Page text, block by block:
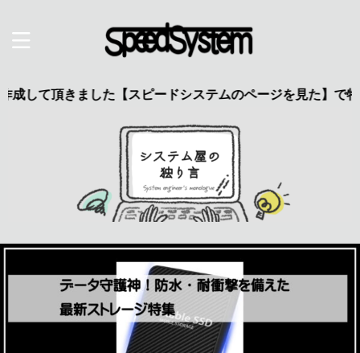
【スピードシステムのページを見た】で特典あり 興味の